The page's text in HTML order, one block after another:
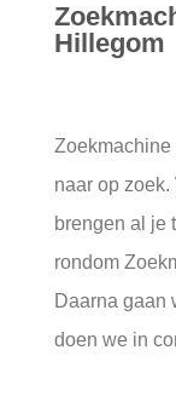
Hillegom
naar op
brengen al je
rondom
Daarna gaan
doen we in